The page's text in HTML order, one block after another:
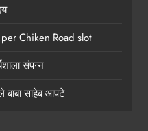
Chiken Road slot
संपन्न
बाबा साहेब आपटे